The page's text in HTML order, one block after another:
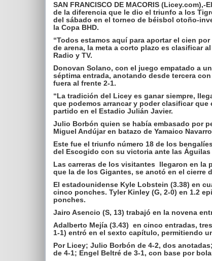
SAN FRANCISCO DE MACORIS
de la diferencia que le dio el triunfo a los
del sábado en el torneo de béisbol otoño-
la Copa BHD.
“Todos estamos aquí para aportar el cien
de arena, la meta a corto plazo es clasificar
Radio y TV.
Donovan Solano, con el juego empatado a
séptima entrada, anotando desde tercera
fuera al frente 2-1.
“La tradición del Licey es ganar siempre,
que podemos arrancar y poder clasificar
partido en el Estadio Julián Javier.
Julio Borbón quien se había embasado por
Miguel Andújar en batazo de Yamaico
Este fue el triunfo número 18 de los
del Escogido con su victoria ante las
Las carreras de los visitantes llegaron en la
que la de los Gigantes, se anotó en el cierre
El estadounidense Kyle Lobstein (3.38) en
cinco ponches. Tyler Kinley (G, 2-0) en 1.2
ponches.
Jairo Asencio (S, 13) trabajó en la novena
Adalberto Mejía (3.43) en cinco entradas,
1-1) entró en el sexto capítulo, permitiendo
Por Licey; Julio Borbón de 4-2, dos
de 4-1; Engel Beltré de 3-1, con base por